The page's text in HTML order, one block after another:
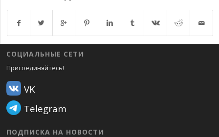
Возврат к списку
СОЦИАЛЬНЫЕ СЕТИ
Присоединяйтесь!
VK
Telegram
ПОДПИСКА НА НОВОСТИ